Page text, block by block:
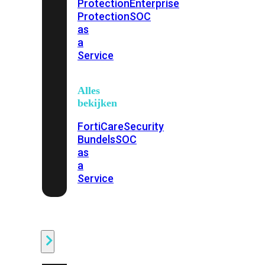
ProtectionEnterprise
ProtectionSOC
as
a
Service
Alles
bekijken
FortiCareSecurity
BundelsSOC
as
a
Service